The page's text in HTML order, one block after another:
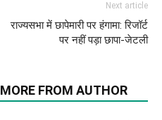
Next article
राज्यसभा में छापेमारी पर हंगामा: रिजॉर्ट
पर नहीं पड़ा छापा-जेटली
MORE FROM AUTHOR